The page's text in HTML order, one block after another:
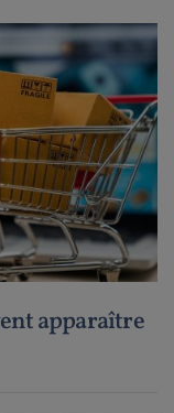
apparaître